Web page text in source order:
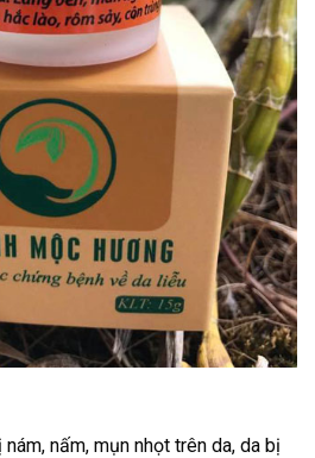
nấm, mụn nhọt trên da, da bị